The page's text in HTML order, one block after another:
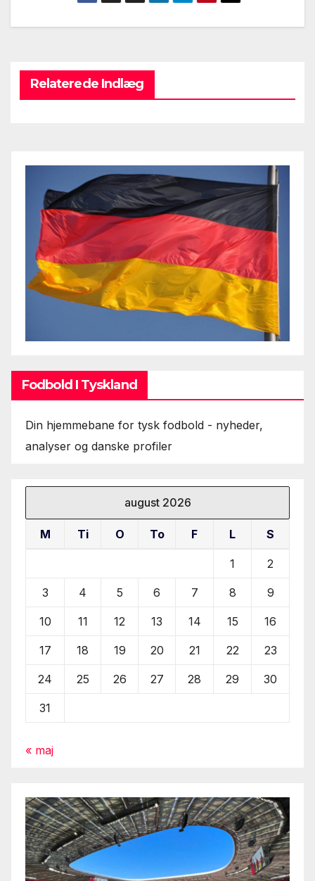
Relaterede Indlæg
Fodbold I Tyskland
Din hjemmebane for tysk fodbold - nyheder,
analyser og danske profiler
august 2026
M Ti O To F L S
1 2
3 4 5 6 7 8 9
10 11 12 13 14 15 16
17 18 19 20 21 22 23
24 25 26 27 28 29 30
31
« maj